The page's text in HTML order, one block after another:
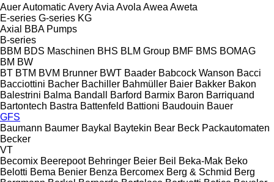
AuerAutomaticAveryAvia Avola Awea Aweta
E-series G-series KG
Axial
BBA Pumps
B-series
BBM BDS Maschinen BHS BLM Group BMF BMS BOMAG
BM BW
BT BTM BVM Brunner BWT Baader Babcock Wanson Bacci
Bacciottini Bacher Bachiller Bahmüller Baier Bakker Bakon
Balestrini Balma Bandall Barford Barmix Baron Barriquand
Bartontech Bastra Battenfeld Battioni Baudouin Bauer
GFS
Baumann Baumer Baykal Baytekin Bear Beck Packautomaten
Becker
VT
Becomix Beerepoot Behringer Beier Beil Beka-Mak Beko
Belotti Bema Benier Benza Bercomex Berg & Schmid Berg